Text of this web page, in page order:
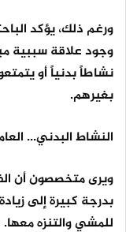
ورغم ذلك، يؤكد
وجود علاقة سببية
نشاطاً بدنياً أو
بغيرهم.
النشاط البدني...
ويرى متخصصون أن
بدرجة كبيرة إلى
للمشي والتنزه معها.